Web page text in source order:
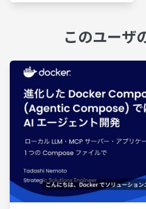
このユーザ